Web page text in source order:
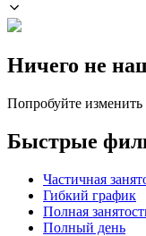
Ничего не
Попробуйте
Быстрые
Частичная
Гибкий график
Полная
Полный день